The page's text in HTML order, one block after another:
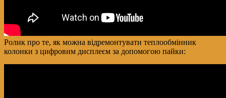
Ролик про те, як можна відремонтувати теплообмінник
колонки з цифровим дисплеєм за допомогою пайки: